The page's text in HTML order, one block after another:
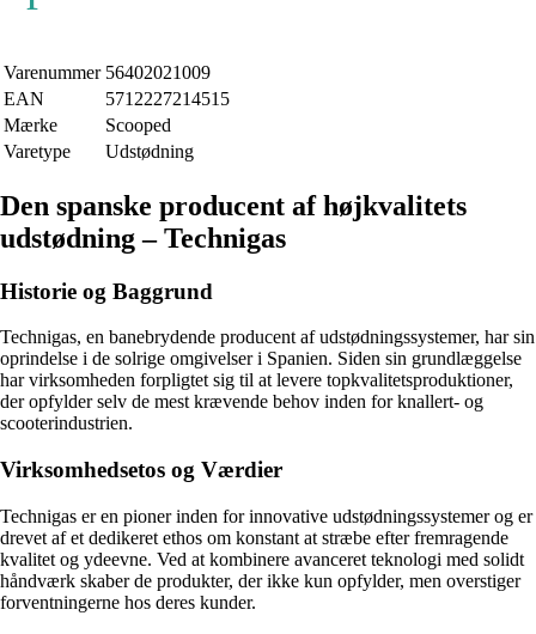
Varenummer 56402021009
EAN
5712227214515
Mærke
Scooped
Varetype
Udstødning
Den spanske producent af højkvalitets
udstødning – Technigas
Historie og Baggrund
Technigas, en banebrydende producent af udstødningssystemer, har sin
oprindelse i de solrige omgivelser i Spanien. Siden sin grundlæggelse
har virksomheden forpligtet sig til at levere topkvalitetsproduktioner,
der opfylder selv de mest krævende behov inden for knallert- og
scooterindustrien.
Virksomhedsetos og Værdier
Technigas er en pioner inden for innovative udstødningssystemer og er
drevet af et dedikeret ethos om konstant at stræbe efter fremragende
kvalitet og ydeevne. Ved at kombinere avanceret teknologi med solidt
håndværk skaber de produkter, der ikke kun opfylder, men overstiger
forventningerne hos deres kunder.